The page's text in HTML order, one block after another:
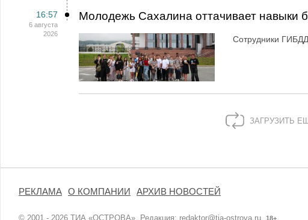
16:57
6 августа
2026
Молодежь Сахалина оттачивает навыки
Сотрудники
ЗАГРУЗИТЬ
РЕКЛАМА О КОМПАНИИ АРХИВ НОВОСТЕЙ
© 2001 - 2026 ТИА «ОСТРОВА». Редакция: redaktor@tia-ostrova.ru 18+